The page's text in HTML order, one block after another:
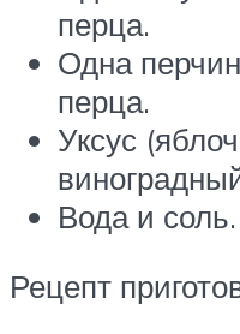
перца.
Одна
перца.
Уксус
Вода и соль.
Рецепт